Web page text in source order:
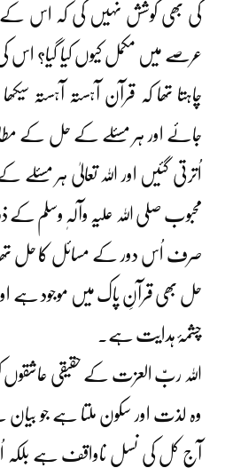
عرصے میں مکمل کیوں کیا گیا؟ اس کی
چاہتا تھا کہ قرآن آہستہ آہستہ
جائے اور ہر مسئلے کے حل کے
اُترتی گئیں اور اللہ تعالیٰ ہر مسئلے
محبوب صلی اللہ علیہ وآلہٖ وسلم کے
صرف اُس دور کے مسائل کا حل
حل بھی قرآنِ پاک میں موجود ہے
چشمۂ ہدایت ہے۔
اللہ ربّ العزت کے حقیقی عاشقوں
وہ لذت اور سکون ملتا ہے جو
آج کل کی نسل ناواقف ہے بلکہ